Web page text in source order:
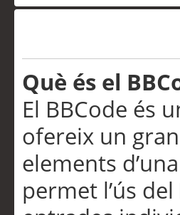
Què és el
El BBCode és
ofereix un
elements
permet l’ús